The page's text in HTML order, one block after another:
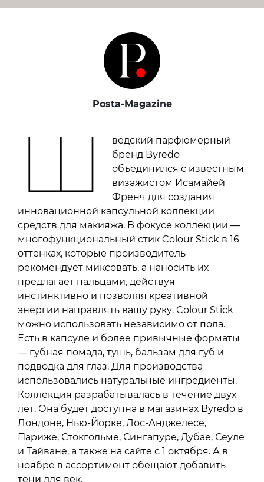
Posta-Magazine
Ш
ведский парфюмерный
бренд Byredo
объединился с известным
визажистом Исамайей
Френч для создания
инновационной капсульной коллекции
средств для макияжа. В фокусе коллекции —
многофункциональный стик Colour Stick в 16
оттенках, которые производитель
рекомендует миксовать, а наносить их
предлагает пальцами, действуя
инстинктивно и позволяя креативной
энергии направлять вашу руку. Colour Stick
можно использовать независимо от пола.
Есть в капсуле и более привычные форматы
— губная помада, тушь, бальзам для губ и
подводка для глаз. Для производства
использовались натуральные ингредиенты.
Коллекция разрабатывалась в течение двух
лет. Она будет доступна в магазинах Byredo в
Лондоне, Нью-Йорке, Лос-Анджелесе,
Париже, Стокгольме, Сингапуре, Дубае, Сеуле
и Тайване, а также на сайте с 1 октября. А в
ноябре в ассортимент обещают добавить
тени для век.